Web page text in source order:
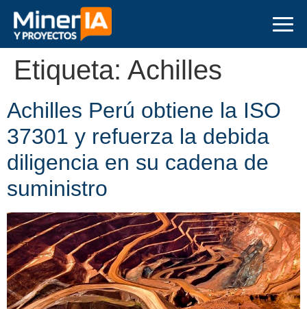
Etiqueta: Achilles
Achilles Perú obtiene la ISO
37301 y refuerza la debida
diligencia en su cadena de
suministro